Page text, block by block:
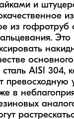
и
из
Это
сталь AISI 304,
превосходную
в